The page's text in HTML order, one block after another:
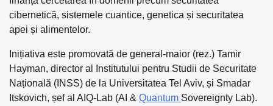
cibernetică, sistemele cuantice, genetica și securitatea
apei și alimentelor.
Inițiativa este promovată de general-maior (rez.) Tamir
Hayman, director al Institutului pentru Studii de Securitate
Națională (INSS) de la Universitatea Tel Aviv, și Smadar
Itskovich, șef al AIQ-Lab (AI & Quantum Sovereignty Lab).